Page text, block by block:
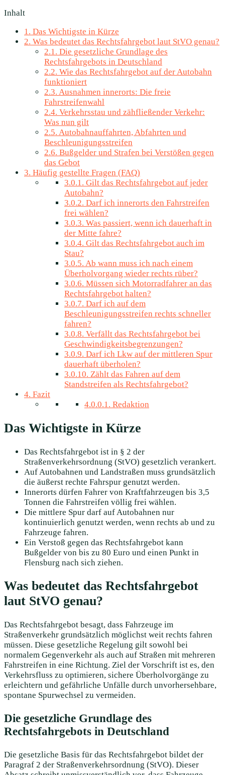
Inhalt
1. Das Wichtigste in Kürze
2. Was bedeutet das Rechtsfahrgebot laut StVO genau?
2.1. Die gesetzliche Grundlage des
Rechtsfahrgebots in Deutschland
2.2. Wie das Rechtsfahrgebot auf der Autobahn
funktioniert
2.3. Ausnahmen innerorts: Die freie
Fahrstreifenwahl
2.4. Verkehrsstau und zähfließender Verkehr:
Was nun gilt
2.5. Autobahnauffahrten, Abfahrten und
Beschleunigungsstreifen
2.6. Bußgelder und Strafen bei Verstößen gegen
das Gebot
3. Häufig gestellte Fragen (FAQ)
3.0.1. Gilt das Rechtsfahrgebot auf jeder
Autobahn?
3.0.2. Darf ich innerorts den Fahrstreifen
frei wählen?
3.0.3. Was passiert, wenn ich dauerhaft in
der Mitte fahre?
3.0.4. Gilt das Rechtsfahrgebot auch im
Stau?
3.0.5. Ab wann muss ich nach einem
Überholvorgang wieder rechts rüber?
3.0.6. Müssen sich Motorradfahrer an das
Rechtsfahrgebot halten?
3.0.7. Darf ich auf dem
Beschleunigungsstreifen rechts schneller
fahren?
3.0.8. Verfällt das Rechtsfahrgebot bei
Geschwindigkeitsbegrenzungen?
3.0.9. Darf ich Lkw auf der mittleren Spur
dauerhaft überholen?
3.0.10. Zählt das Fahren auf dem
Standstreifen als Rechtsfahrgebot?
4. Fazit
4.0.0.1. Redaktion
Das Wichtigste in Kürze
Das Rechtsfahrgebot ist in § 2 der
Straßenverkehrsordnung (StVO) gesetzlich verankert.
Auf Autobahnen und Landstraßen muss grundsätzlich
die äußerst rechte Fahrspur genutzt werden.
Innerorts dürfen Fahrer von Kraftfahrzeugen bis 3,5
Tonnen die Fahrstreifen völlig frei wählen.
Die mittlere Spur darf auf Autobahnen nur
kontinuierlich genutzt werden, wenn rechts ab und zu
Fahrzeuge fahren.
Ein Verstoß gegen das Rechtsfahrgebot kann
Bußgelder von bis zu 80 Euro und einen Punkt in
Flensburg nach sich ziehen.
Was bedeutet das Rechtsfahrgebot
laut StVO genau?
Das Rechtsfahrgebot besagt, dass Fahrzeuge im
Straßenverkehr grundsätzlich möglichst weit rechts fahren
müssen. Diese gesetzliche Regelung gilt sowohl bei
normalem Gegenverkehr als auch auf Straßen mit mehreren
Fahrstreifen in eine Richtung. Ziel der Vorschrift ist es, den
Verkehrsfluss zu optimieren, sichere Überholvorgänge zu
erleichtern und gefährliche Unfälle durch unvorhersehbare,
spontane Spurwechsel zu vermeiden.
Die gesetzliche Grundlage des
Rechtsfahrgebots in Deutschland
Die gesetzliche Basis für das Rechtsfahrgebot bildet der
Paragraf 2 der Straßenverkehrsordnung (StVO). Dieser